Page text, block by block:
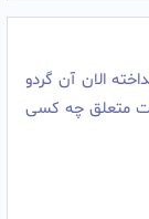
الان آن گردو
متعلق چه کسی